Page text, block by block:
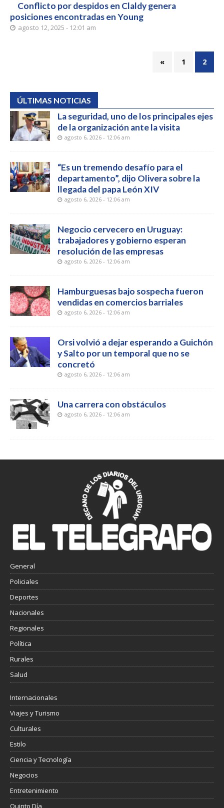
Conflicto por despidos en Claldy genera
posiciones encontradas en Young
agosto 12, 2025 - 12:01 am
« 1 2
ÚLTIMAS NOTICIAS
La seguridad, uno de los principales ejes
de la organización ante la visita
agosto 6, 2026 - 12:06 am
“Es un tremendo desafío para el
departamento”, dijo Olivera sobre la
llegada del papa León XIV
agosto 6, 2026 - 12:06 am
Negocio cervecero en Uruguay:
trabajadores y gobierno esperan
resolución de las empresas
agosto 6, 2026 - 12:06 am
Hamburguesas bajo sospecha fueron
vendidas en comercios barriales
agosto 6, 2026 - 12:06 am
Orsi volvió a dejar esperando a Guichón
y Salto por un temporal que no se
concretó
agosto 6, 2026 - 12:06 am
Una carrera con obstáculos
agosto 6, 2026 - 12:06 am
General
Policiales
Deportes
Nacionales
Regionales
Política
Rurales
Salud
Internacionales
Viajes y Turismo
Culturales
Estilo
Ciencia y Tecnología
Negocios
Entretenimiento
Quinto Día